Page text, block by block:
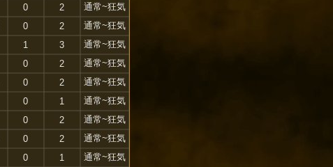
0 2
通常~狂気
0 2 通常~狂気
1 3
通常~狂気
0 2
通常~狂気
0 2
通常~狂気
0 1 通常~狂気
0 2
通常~狂気
0 2
通常~狂気
0 1
通常~狂気